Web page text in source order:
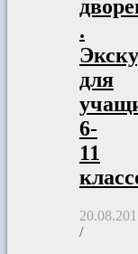
.
для
6-
11
/